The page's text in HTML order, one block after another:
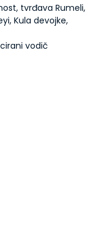
tvrđava Rumeli,
Kula devojke,
vodič